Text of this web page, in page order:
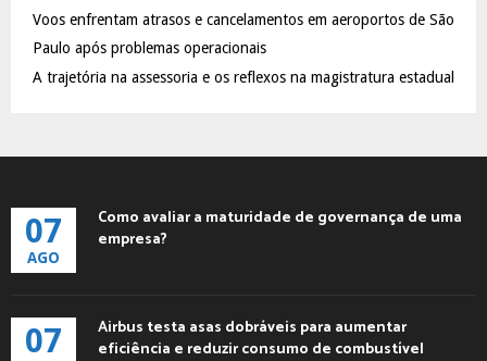
Voos enfrentam atrasos e cancelamentos em aeroportos de São
Paulo após problemas operacionais
A trajetória na assessoria e os reflexos na magistratura estadual
07
AGO
Como avaliar a maturidade de governança de uma
empresa?
07
Airbus testa asas dobráveis para aumentar
eficiência e reduzir consumo de combustível